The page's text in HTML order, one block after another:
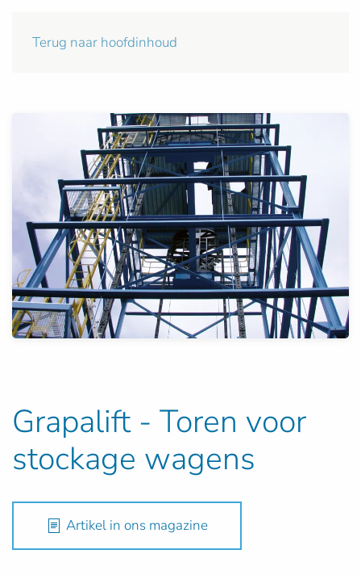
Terug naar hoofdinhoud
Grapalift - Toren voor
stockage wagens
Artikel in ons magazine